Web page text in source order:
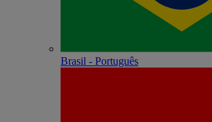
Brasil - Português